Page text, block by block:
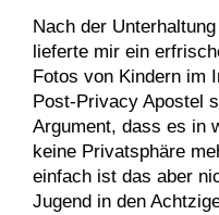
Nach der
lieferte mir ein
Fotos von Kindern im
Post-Privacy Apostel
Argument, dass es in
keine Privatsphäre
einfach ist das aber
Jugend in den